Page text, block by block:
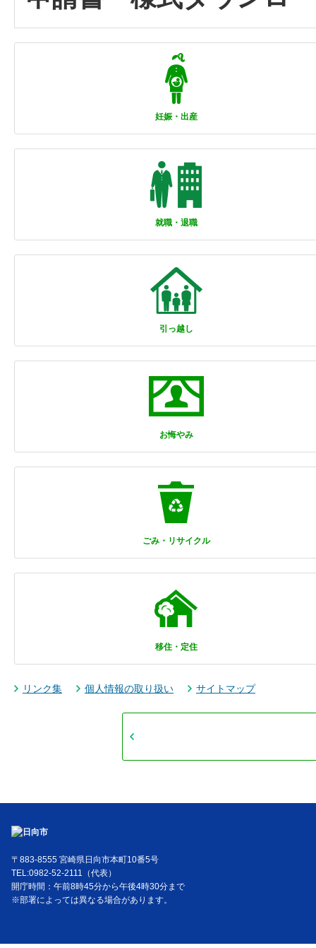
妊娠・出産
就職・退職
引っ越し
お悔やみ
ごみ・リサイクル
移住・定住
リンク集 個人情報の取り扱い サイトマップ
〒883-8555 宮崎県日向市本町10番5号
TEL:0982-52-2111（代表）
開庁時間：午前8時45分から午後4時30分まで
※部署によっては異なる場合があります。